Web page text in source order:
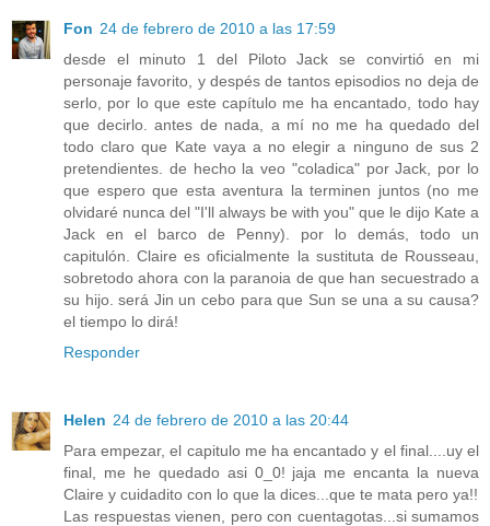
Fon 24 de febrero de 2010 a las 17:59
desde el minuto 1 del Piloto Jack se convirtió en mi
personaje favorito, y despés de tantos episodios no deja de
serlo, por lo que este capítulo me ha encantado, todo hay
que decirlo. antes de nada, a mí no me ha quedado del
todo claro que Kate vaya a no elegir a ninguno de sus 2
pretendientes. de hecho la veo "coladica" por Jack, por lo
que espero que esta aventura la terminen juntos (no me
olvidaré nunca del "I'll always be with you" que le dijo Kate a
Jack en el barco de Penny). por lo demás, todo un
capitulón. Claire es oficialmente la sustituta de Rousseau,
sobretodo ahora con la paranoia de que han secuestrado a
su hijo. será Jin un cebo para que Sun se una a su causa?
el tiempo lo dirá!
Responder
Helen 24 de febrero de 2010 a las 20:44
Para empezar, el capitulo me ha encantado y el final....uy el
final, me he quedado asi 0_0! jaja me encanta la nueva
Claire y cuidadito con lo que la dices...que te mata pero ya!!
Las respuestas vienen, pero con cuentagotas...si sumamos